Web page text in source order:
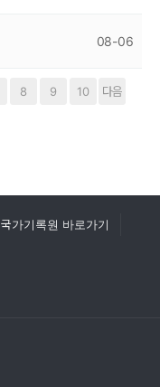
08-06
8 9 10
다음
국가기록원 바로가기